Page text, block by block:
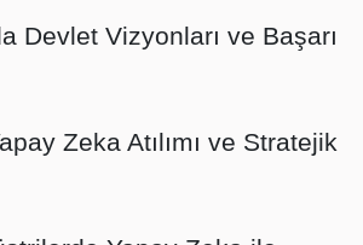
Devlet Vizyonları ve Başarı
Zeka Atılımı ve Stratejik